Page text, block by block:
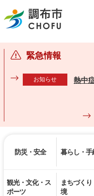
調布市
緊急情報
お知らせ 熱中
防災・安全 暮らし・手
観光・文化・ス
ポーツ
まちづくり
境